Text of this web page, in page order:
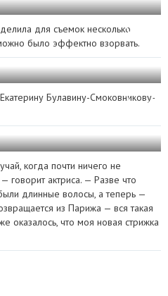
для съемок несколько
было эффектно взорвать.
Булавину-Смоковникову-
когда почти ничего не
говорит актриса. — Разве что
длинные волосы, а теперь —
из Парижа — вся такая
оказалось, что моя новая стрижка